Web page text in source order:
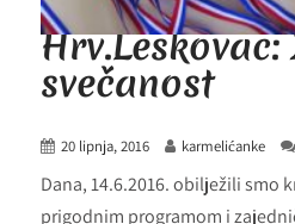
svečanost
20 lipnja, 2016 karmelićanke
Dana, 14.6.2016. obilježili smo
prigodnim programom i